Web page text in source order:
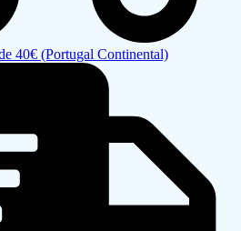
40€ (Portugal Continental)